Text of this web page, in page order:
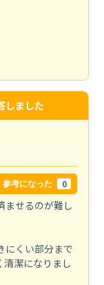
しました
参考になった 0
ませるのが難し
にくい部分まで
清潔になりまし